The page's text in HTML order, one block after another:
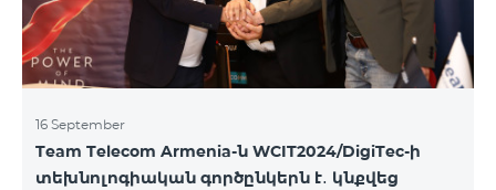
16 September
Team Telecom Armenia-ն WCIT2024/DigiTec-ի
տեխնոլոգիական գործընկերն է․ կնքվեց